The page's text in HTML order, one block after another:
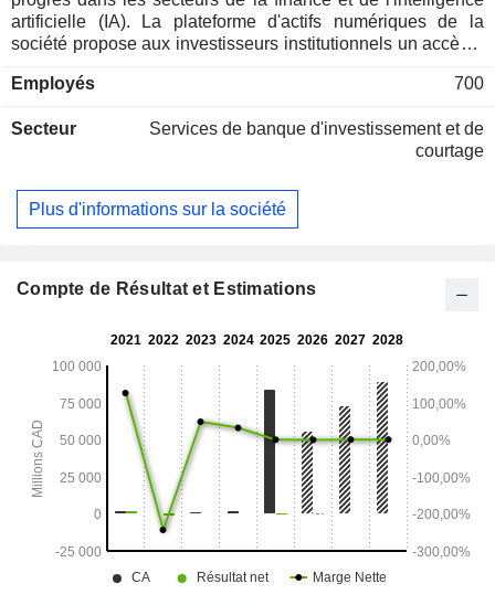
artificielle (IA). La plateforme d'actifs numériques de la
société propose aux investisseurs institutionnels un accès à
de staking, d'auto-conservation et de technologie de
infrastructures de centres de données destinées à prendre
en charge les charges de travail liées à l'IA et au calcul
comprennent les actifs numériques, les centres de données,
ainsi que la trésorerie et les services généraux. Son
financement sur marge et les fonds négociés en bourse
les actifs d'infrastructure Helios. Le segment « Centres de
infrastructure de calcul haute performance (HPC) afin de
répondre à la demande croissante en installations à grande
échelle et à forte consommation d'énergie dans le secteur
de l'IA/HPC.
Employés 700
Secteur
Services de banque d'investissement et de
courtage
Plus d'informations sur la société
Compte de Résultat et Estimations